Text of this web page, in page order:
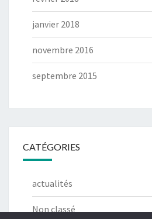
janvier 2018
novembre 2016
septembre 2015
CATÉGORIES
actualités
Non classé